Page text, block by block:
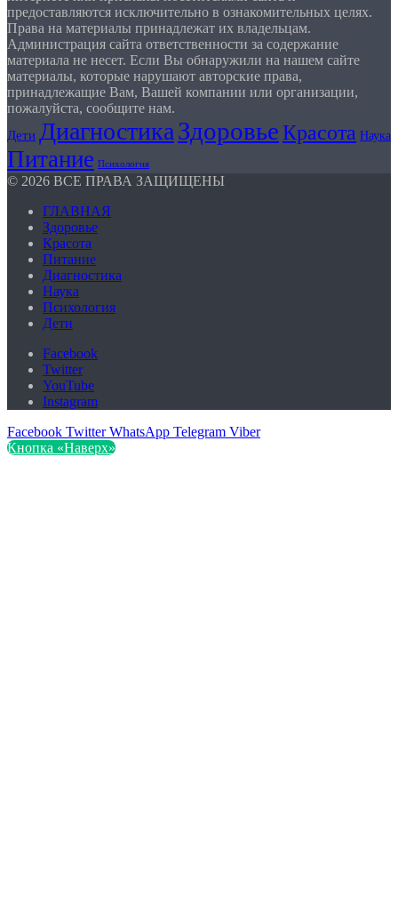
предоставляются исключительно в ознакомительных целях.
Права на материалы принадлежат их владельцам.
Администрация сайта ответственности за содержание
материала не несет. Если Вы обнаружили на нашем сайте
материалы, которые нарушают авторские права,
принадлежащие Вам, Вашей компании или организации,
пожалуйста, сообщите нам.
Дети ДиагностикаЗдоровьеКрасота Наука
Питание Психология
© 2026 ВСЕ ПРАВА ЗАЩИЩЕНЫ
ГЛАВНАЯ
Здоровье
Красота
Питание
Диагностика
Наука
Психология
Дети
Facebook
Twitter
YouTube
Instagram
Facebook Twitter WhatsApp Telegram Viber
Кнопка «Наверх»